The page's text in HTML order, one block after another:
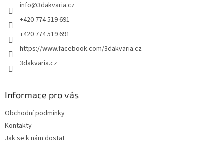
info@3dakvaria.cz
+420 774 519 691
+420 774 519 691
https://www.facebook.com/3dakvaria.cz
3dakvaria.cz
Informace pro vás
Obchodní podmínky
Kontakty
Jak se k nám dostat